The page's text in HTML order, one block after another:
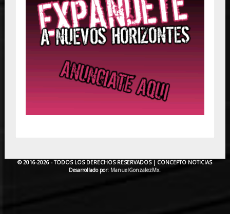
© 2016-2026 - TODOS LOS DERECHOS RESERVADOS | CONCEPTO NOTICIAS
Desarrollado por: ManuelGonzalezMx.